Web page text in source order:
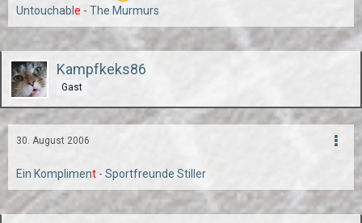
Untouchabl e - The Murmurs
Kampfkeks86
Gast
30. August 2006
Ein Kompliment - Sportfreunde Stiller